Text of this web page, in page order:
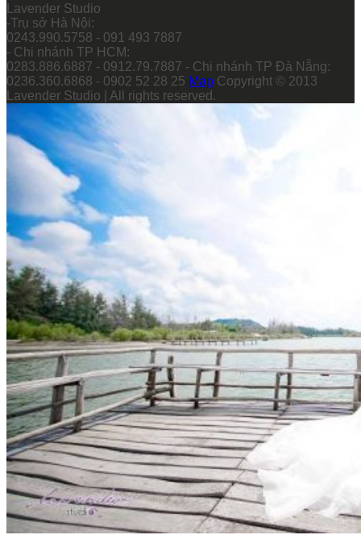
Lavender Studio
-Trụ sở Hà Nội:
0243.990.5758 - 091 493 7887
- Chi nhánh TP HCM:
0283.886.6887 - 0912.79.7887 - Chi nhánh TP Đà Nẵng:
0236.360.6868 - 0902 52 28 25 Map Copyright © 2013
Lavender Studio | All rights reserved.